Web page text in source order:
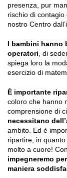
presenza, pur
rischio di
nostro Centro
I bambini hanno
operatori , di
spiega loro la
esercizio di
È importante
coloro che hanno
comprensione di
necessitano
ambito. Ed è
ripartire, in
molto a cuore!
impegneremo
maniera